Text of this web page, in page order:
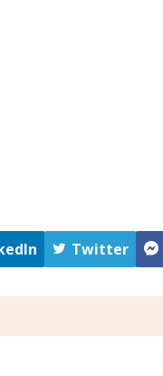
Twitter